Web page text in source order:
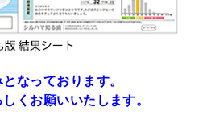
なっております。
くお願いいたします。